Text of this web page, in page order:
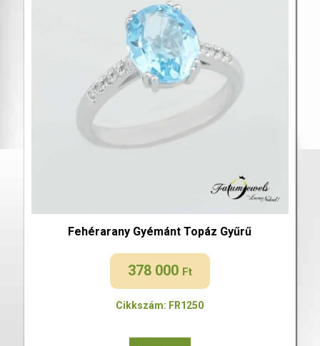
Fehérarany Gyémánt Topáz Gyűrű
378 000 Ft
Cikkszám: FR1250